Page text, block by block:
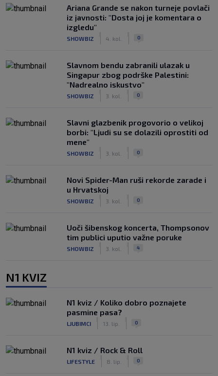
Ariana Grande se nakon turneje povlači
iz javnosti: "Dosta joj je komentara o
izgledu"
SHOWBIZ 4. kol. 0
Slavnom bendu zabranili ulazak u
Singapur zbog podrške Palestini:
"Nadrealno iskustvo"
SHOWBIZ 3. kol. 0
Slavni glazbenik progovorio o velikoj
borbi: "Ljudi su se dolazili oprostiti od
mene"
SHOWBIZ 3. kol. 0
Novi Spider-Man ruši rekorde zarade i
u Hrvatskoj
SHOWBIZ 3. kol. 0
Uoči šibenskog koncerta, Thompsonov
tim publici uputio važne poruke
SHOWBIZ 3. kol. 4
N1 KVIZ
N1 kviz / Koliko dobro poznajete
pasmine pasa?
LJUBIMCI 13. lip. 0
N1 kviz / Rock & Roll
LIFESTYLE 8. lip. 0